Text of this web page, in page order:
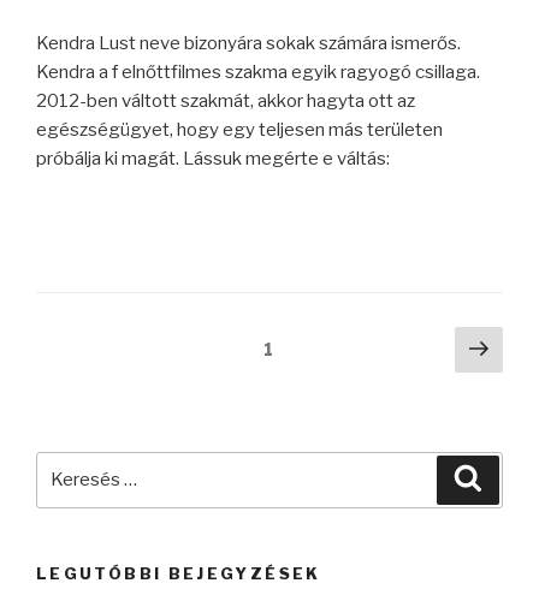
Kendra Lust neve bizonyára sokak számára ismerős.
Kendra a f elnőttfilmes szakma egyik ragyogó csillaga.
2012-ben váltott szakmát, akkor hagyta ott az
egészségügyet, hogy egy teljesen más területen
próbálja ki magát. Lássuk megérte e váltás:
1
oldal
LEGUTÓBBI BEJEGYZÉSEK